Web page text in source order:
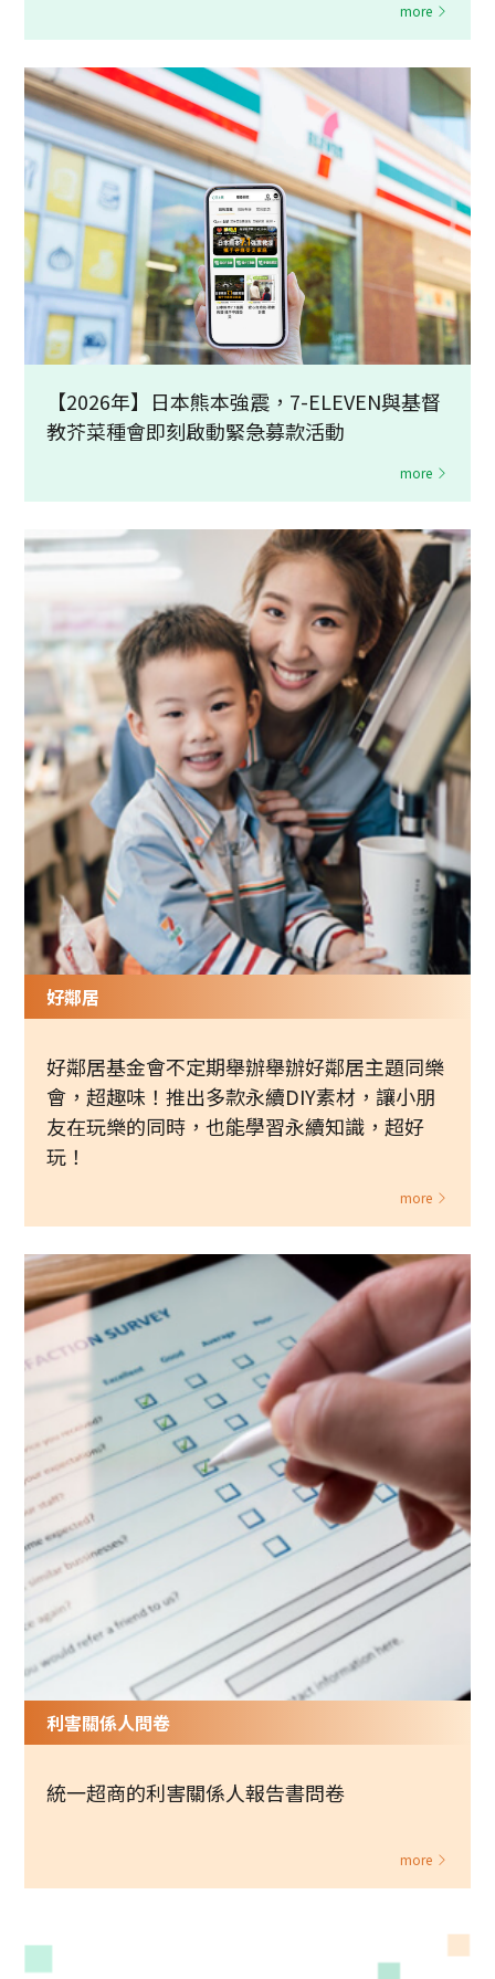
more
【2026年】日本熊本強震，7-ELEVEN與基督
教芥菜種會即刻啟動緊急募款活動
more
好鄰居
好鄰居基金會不定期舉辦舉辦好鄰居主題同樂
會，超趣味！推出多款永續DIY素材，讓小朋
友在玩樂的同時，也能學習永續知識，超好
玩！
more
利害關係人問卷
統一超商的利害關係人報告書問卷
more